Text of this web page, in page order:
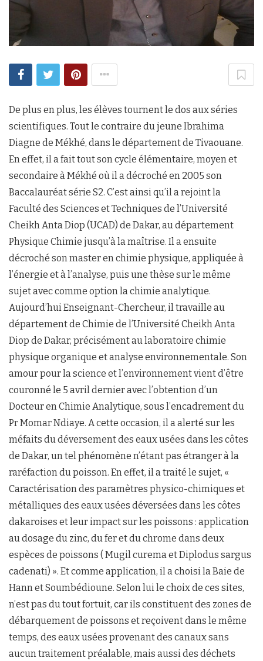
De plus en plus, les élèves tournent le dos aux séries
scientifiques. Tout le contraire du jeune Ibrahima
Diagne de Mékhé, dans le département de Tivaouane.
En effet, il a fait tout son cycle élémentaire, moyen et
secondaire à Mékhé où il a décroché en 2005 son
Baccalauréat série S2. C’est ainsi qu’il a rejoint la
Faculté des Sciences et Techniques de l’Université
Cheikh Anta Diop (UCAD) de Dakar, au département
Physique Chimie jusqu’à la maîtrise. Il a ensuite
décroché son master en chimie physique, appliquée à
l’énergie et à l’analyse, puis une thèse sur le même
sujet avec comme option la chimie analytique.
Aujourd’hui Enseignant-Chercheur, il travaille au
département de Chimie de l’Université Cheikh Anta
Diop de Dakar, précisément au laboratoire chimie
physique organique et analyse environnementale. Son
amour pour la science et l’environnement vient d’être
couronné le 5 avril dernier avec l’obtention d’un
Docteur en Chimie Analytique, sous l’encadrement du
Pr Momar Ndiaye. A cette occasion, il a alerté sur les
méfaits du déversement des eaux usées dans les côtes
de Dakar, un tel phénomène n’étant pas étranger à la
raréfaction du poisson. En effet, il a traité le sujet, «
Caractérisation des paramètres physico-chimiques et
métalliques des eaux usées déversées dans les côtes
dakaroises et leur impact sur les poissons : application
au dosage du zinc, du fer et du chrome dans deux
espèces de poissons ( Mugil curema et Diplodus sargus
cadenati) ». Et comme application, il a choisi la Baie de
Hann et Soumbédioune. Selon lui le choix de ces sites,
n’est pas du tout fortuit, car ils constituent des zones de
débarquement de poissons et reçoivent dans le même
temps, des eaux usées provenant des canaux sans
aucun traitement préalable, mais aussi des déchets